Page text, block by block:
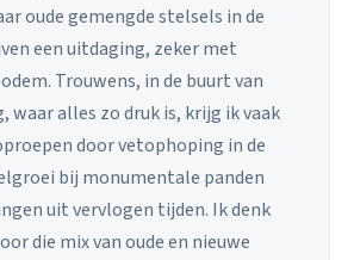
oude gemengde stelsels in de
een uitdaging, zeker met
Trouwens, in de buurt van
alles zo druk is, krijg ik vaak
door vetophoping in de
bij monumentale panden
uit vervlogen tijden. Ik denk
die mix van oude en nieuwe